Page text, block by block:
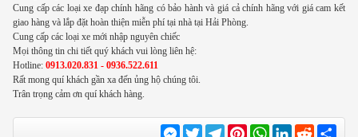
Cung cấp các loại xe đạp chính hãng có bảo hành và giá cả chính hãng với giá cam kết
giao hàng và lắp đặt hoàn thiện miễn phí tại nhà tại Hải Phòng.
Cung cấp các loại xe mới nhập nguyên chiếc
Mọi thông tin chi tiết quý khách vui lòng liên hệ:
Hotline: 0913.020.831 - 0936.522.611
Rất mong quí khách gần xa đến ủng hộ chúng tôi.
Trân trọng cảm ơn quí khách hàng.
Messenger
TwitterTelegram
Pinterest
WhatsApp
LinkedIn
Reddit